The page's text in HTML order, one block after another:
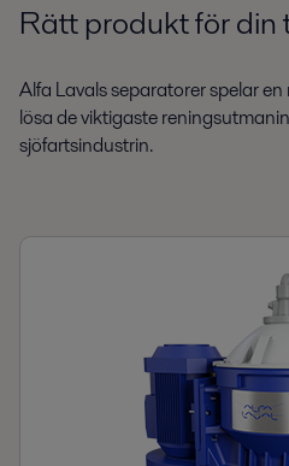
Rätt produkt för din
Alfa Lavals separatorer spelar
lösa de viktigaste
sjöfartsindustrin.